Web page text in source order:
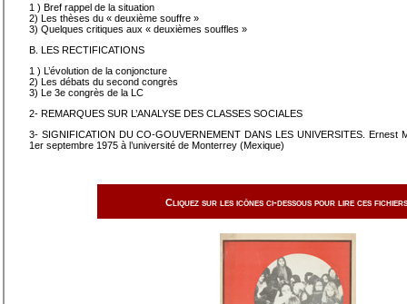
1 ) Bref rappel de la situation
2) Les thèses du « deuxième souffre »
3) Quelques critiques aux « deuxièmes souffles »
B. LES RECTIFICATIONS
1 ) L’évolution de la conjoncture
2) Les débats du second congrès
3) Le 3e congrès de la LC
2- REMARQUES SUR L’ANALYSE DES CLASSES SOCIALES
3- SIGNIFICATION DU CO-GOUVERNEMENT DANS LES UNIVERSITES. Ernest
1er septembre 1975 à l’université de Monterrey (Mexique)
Cliquez sur les icônes ci-dessous pour lire ces